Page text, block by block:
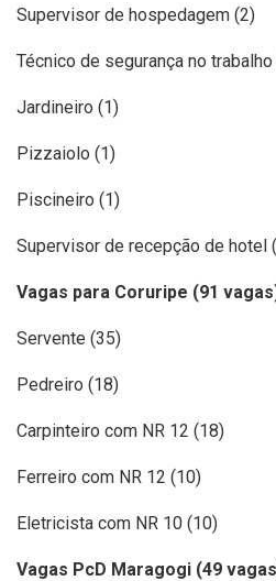
Supervisor de hospedagem (2)
Técnico de segurança no
Jardineiro (1)
Pizzaiolo (1)
Piscineiro (1)
Supervisor de recepção de hotel
Vagas para Coruripe (91
Servente (35)
Pedreiro (18)
Carpinteiro com NR 12 (18)
Ferreiro com NR 12 (10)
Eletricista com NR 10 (10)
Vagas PcD Maragogi (49